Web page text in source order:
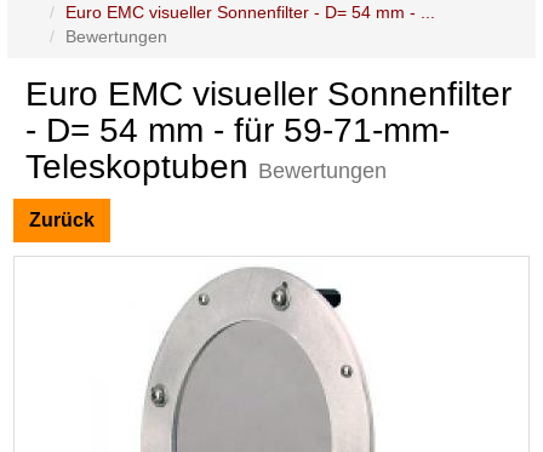
Euro EMC visueller Sonnenfilter - D= 54 mm - ...
Bewertungen
Euro EMC visueller Sonnenfilter
- D= 54 mm - für 59-71-mm-
Teleskoptuben Bewertungen
Zurück